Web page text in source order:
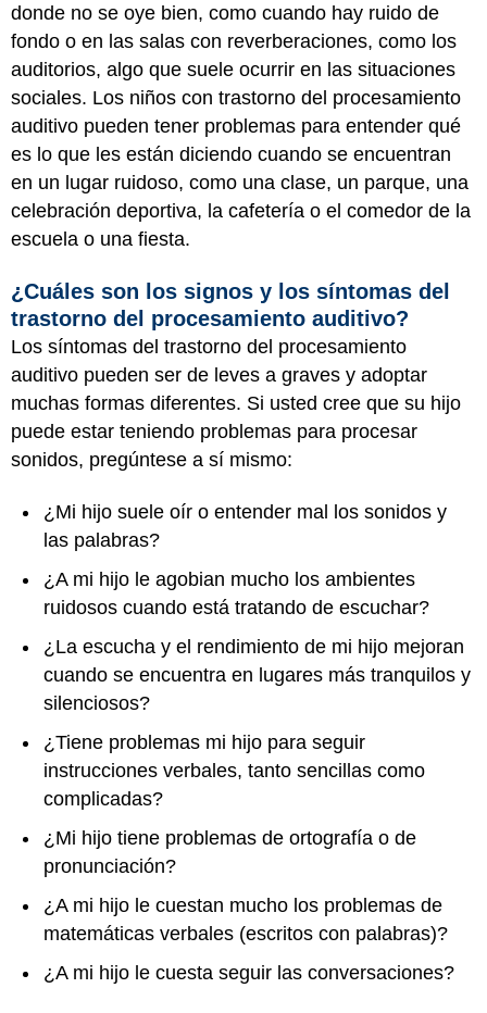
donde no se oye bien, como cuando hay ruido de
fondo o en las salas con reverberaciones, como los
auditorios, algo que suele ocurrir en las situaciones
sociales. Los niños con trastorno del procesamiento
auditivo pueden tener problemas para entender qué
es lo que les están diciendo cuando se encuentran
en un lugar ruidoso, como una clase, un parque, una
celebración deportiva, la cafetería o el comedor de la
escuela o una fiesta.
¿Cuáles son los signos y los síntomas del
trastorno del procesamiento auditivo?
Los síntomas del trastorno del procesamiento
auditivo pueden ser de leves a graves y adoptar
muchas formas diferentes. Si usted cree que su hijo
puede estar teniendo problemas para procesar
sonidos, pregúntese a sí mismo:
¿Mi hijo suele oír o entender mal los sonidos y
las palabras?
¿A mi hijo le agobian mucho los ambientes
ruidosos cuando está tratando de escuchar?
¿La escucha y el rendimiento de mi hijo mejoran
cuando se encuentra en lugares más tranquilos y
silenciosos?
¿Tiene problemas mi hijo para seguir
instrucciones verbales, tanto sencillas como
complicadas?
¿Mi hijo tiene problemas de ortografía o de
pronunciación?
¿A mi hijo le cuestan mucho los problemas de
matemáticas verbales (escritos con palabras)?
¿A mi hijo le cuesta seguir las conversaciones?